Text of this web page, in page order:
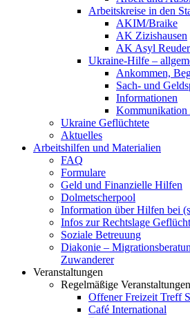
Arbeitskreise in den
AKIM/Braike
AK Zizishausen
AK Asyl
Ukraine-Hilfe –
Ankommen,
Sach- und
Informationen
Kommunikation
Ukraine Geflüchtete
Aktuelles
Arbeitshilfen und Materialien
FAQ
Formulare
Geld und Finanzielle Hilfen
Dolmetscherpool
Information über Hilfen bei
Infos zur Rechtslage
Soziale Betreuung
Diakonie –
Zuwanderer
Veranstaltungen
Regelmäßige Veranstaltungen
Offener Freizeit Treff
Café International